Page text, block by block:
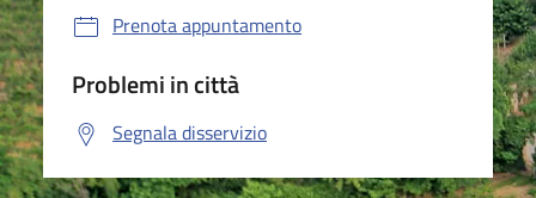
Prenota appuntamento
Problemi in città
Segnala disservizio